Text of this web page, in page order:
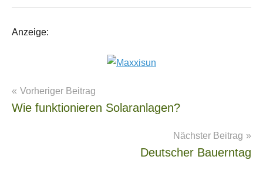
Anzeige:
Klimaschutz-
Klimawandel
Beitragsnavigation
Vorheriger Beitrag
Wie funktionieren Solaranlagen?
Nächster Beitrag
Deutscher Bauerntag